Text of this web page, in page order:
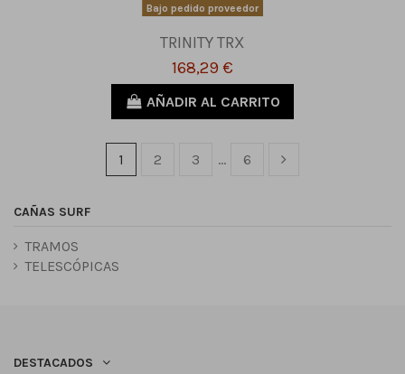
Bajo pedido proveedor
TRINITY TRX
168,29 €
AÑADIR AL CARRITO
1 2 3 … 6
CAÑAS SURF
TRAMOS
TELESCÓPICAS
DESTACADOS